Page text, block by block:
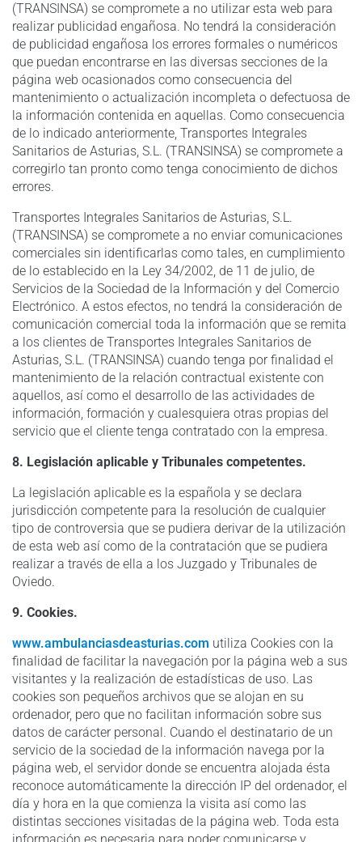
(TRANSINSA) se compromete a no utilizar esta web para
realizar publicidad engañosa. No tendrá la consideración
de publicidad engañosa los errores formales o numéricos
que puedan encontrarse en las diversas secciones de la
página web ocasionados como consecuencia del
mantenimiento o actualización incompleta o defectuosa de
la información contenida en aquellas. Como consecuencia
de lo indicado anteriormente, Transportes Integrales
Sanitarios de Asturias, S.L. (TRANSINSA) se compromete a
corregirlo tan pronto como tenga conocimiento de dichos
errores.
Transportes Integrales Sanitarios de Asturias, S.L.
(TRANSINSA) se compromete a no enviar comunicaciones
comerciales sin identificarlas como tales, en cumplimiento
de lo establecido en la Ley 34/2002, de 11 de julio, de
Servicios de la Sociedad de la Información y del Comercio
Electrónico. A estos efectos, no tendrá la consideración de
comunicación comercial toda la información que se remita
a los clientes de Transportes Integrales Sanitarios de
Asturias, S.L. (TRANSINSA) cuando tenga por finalidad el
mantenimiento de la relación contractual existente con
aquellos, así como el desarrollo de las actividades de
información, formación y cualesquiera otras propias del
servicio que el cliente tenga contratado con la empresa.
8. Legislación aplicable y Tribunales competentes.
La legislación aplicable es la española y se declara
jurisdicción competente para la resolución de cualquier
tipo de controversia que se pudiera derivar de la utilización
de esta web así como de la contratación que se pudiera
realizar a través de ella a los Juzgado y Tribunales de
Oviedo.
9. Cookies.
www.ambulanciasdeasturias.com utiliza Cookies con la
finalidad de facilitar la navegación por la página web a sus
visitantes y la realización de estadísticas de uso. Las
cookies son pequeños archivos que se alojan en su
ordenador, pero que no facilitan información sobre sus
datos de carácter personal. Cuando el destinatario de un
servicio de la sociedad de la información navega por la
página web, el servidor donde se encuentra alojada ésta
reconoce automáticamente la dirección IP del ordenador, el
día y hora en la que comienza la visita así como las
distintas secciones visitadas de la página web. Toda esta